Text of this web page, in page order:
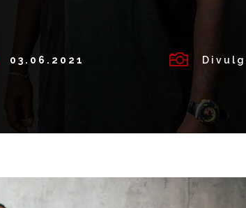
03.06.2021 